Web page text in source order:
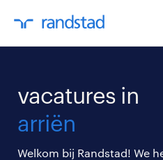
vacatures in
arriën
Welkom bij Randstad! We